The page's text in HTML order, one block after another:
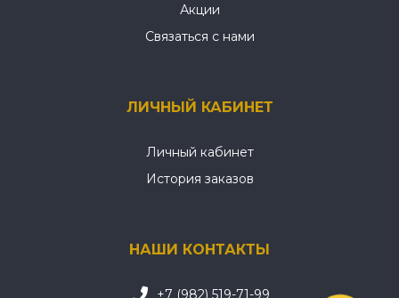
Акции
Связаться с нами
ЛИЧНЫЙ КАБИНЕТ
Личный кабинет
История заказов
НАШИ КОНТАКТЫ
+7 (982) 519-71-99